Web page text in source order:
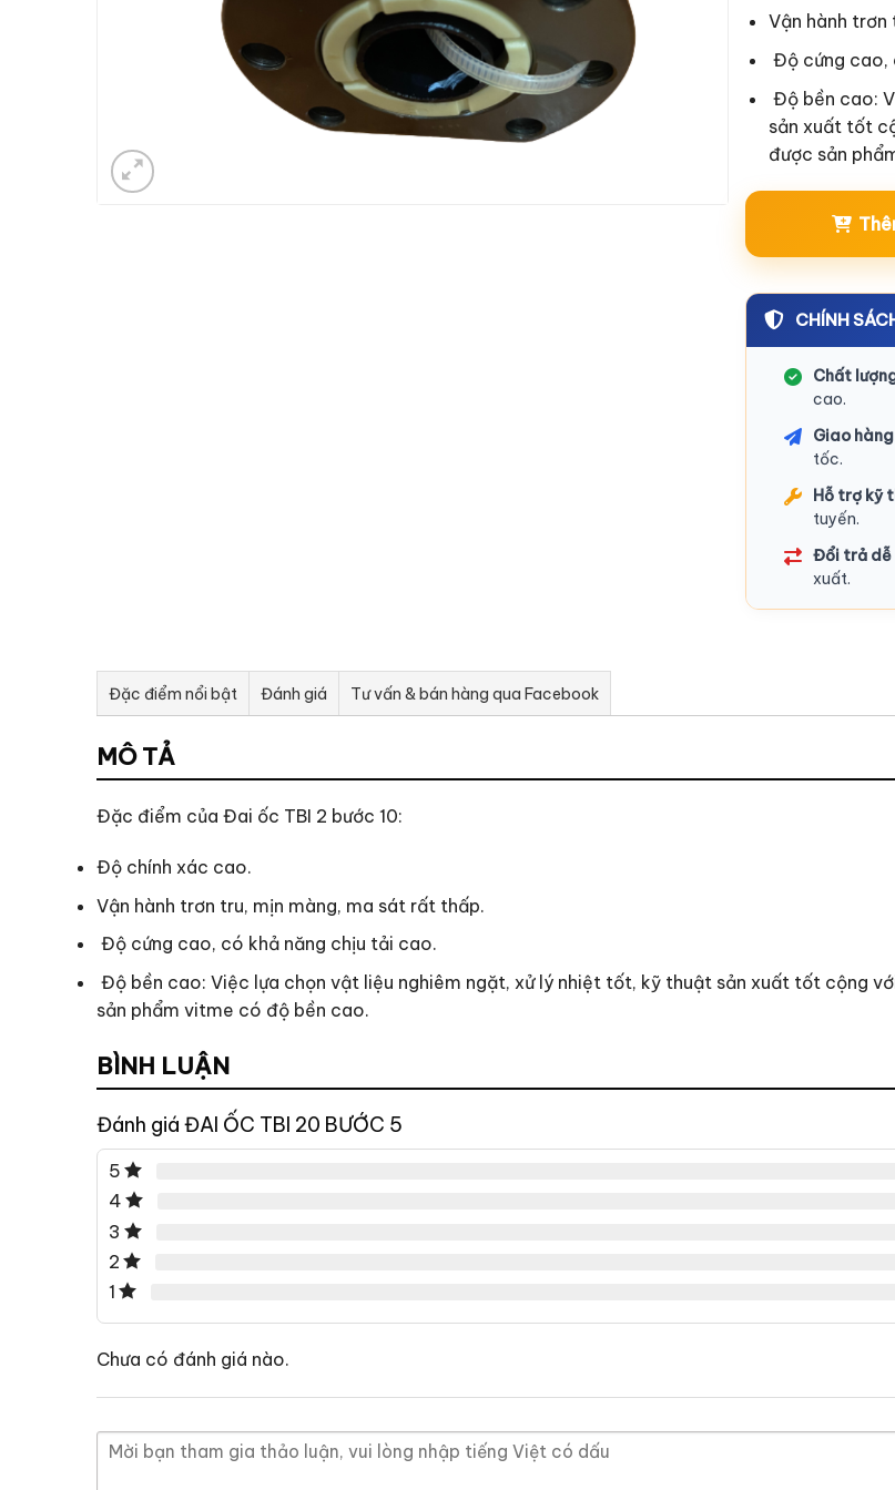
Vận hành
Độ cứng cao,
Độ bền cao:
sản xuất tốt
được sản
CHÍNH
Chất
cao.
Giao
tốc.
Hỗ trợ kỹ
tuyến.
Đổi trả dễ
xuất.
Đặc điểm nổi bật Đánh giá Tư vấn & bán hàng qua Facebook
MÔ TẢ
Đặc điểm của Đai ốc TBI 2 bước 10:
Độ chính xác cao.
Vận hành trơn tru, mịn màng, ma sát rất thấp.
Độ cứng cao, có khả năng chịu tải cao.
Độ bền cao: Việc lựa chọn vật liệu nghiêm ngặt, xử lý nhiệt tốt, kỹ thuật sản xuất tốt cộng
sản phẩm vitme có độ bền cao.
BÌNH LUẬN
Đánh giá ĐAI ỐC TBI 20 BƯỚC 5
5
4
3
2
1
Chưa có đánh giá nào.